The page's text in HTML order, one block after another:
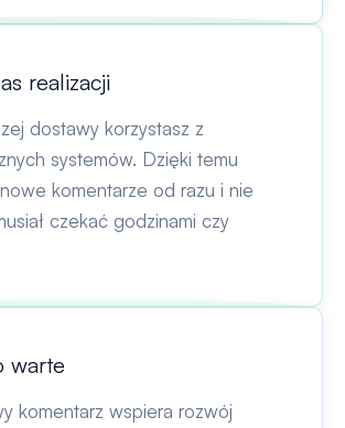
realizacji
dostawy korzystasz z
systemów. Dzięki temu
komentarze od razu i nie
czekać godzinami czy
warte
komentarz wspiera rozwój